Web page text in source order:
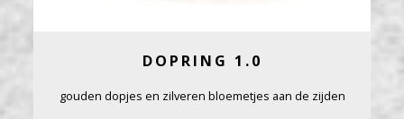
DOPRING 1.0
gouden dopjes en zilveren bloemetjes aan de zijden